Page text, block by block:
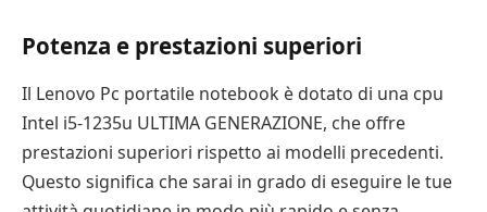
Potenza e prestazioni superiori
Il Lenovo Pc portatile notebook è dotato di una cpu
Intel i5-1235u ULTIMA GENERAZIONE, che offre
prestazioni superiori rispetto ai modelli precedenti.
Questo significa che sarai in grado di eseguire le tue